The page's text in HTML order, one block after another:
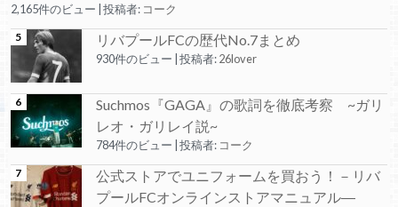
2,165件のビュー 投稿者: コーク
リバプールFCの歴代No.7まとめ
930件のビュー 投稿者:26lover
Suchmos『GAGA』の歌詞を徹底考察 ~ガリ
レオ・ガリレイ説~
784件のビュー 投稿者: コーク
公式ストアでユニフォームを買おう！－リバ
プールFCオンラインストアマニュアル―